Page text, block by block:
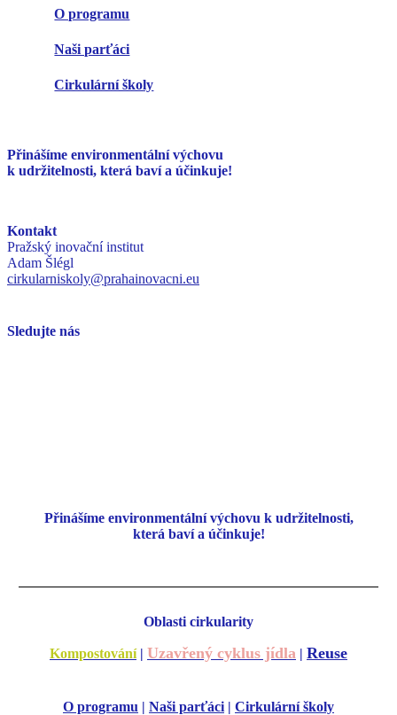
O programu
Naši parťáci
Cirkulární školy
Přinášíme environmentálnívýchovu
k udržitelnosti, která baví a účinkuje!
Kontakt
Pražský inovační institut
Adam Šlégl
cirkularniskoly@prahainovacni.eu
Sledujte nás
Přinášíme environmentálnívýchovu k udržitelnosti,
která baví a účinkuje!
Oblasti cirkularity
Kompostování| Uzavřený cyklus jídla | Reuse
O programu | Naši parťáci | Cirkulární školy